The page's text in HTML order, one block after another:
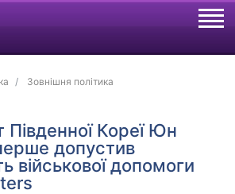
Зовнішня політика
Південної Кореї Юн
допустив
військової допомоги